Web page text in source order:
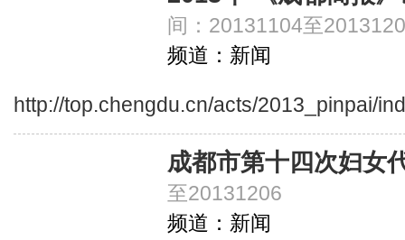
间：20131104至
频道：新闻
http://top.chengdu.cn/acts/2013_pinpai/
成都市第十四次妇女
至20131206
频道：新闻